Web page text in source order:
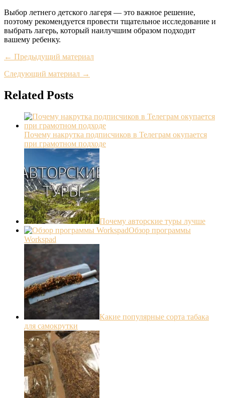
Выбор летнего детского лагеря — это важное решение,
поэтому рекомендуется провести тщательное исследование и
выбрать лагерь, который наилучшим образом подходит
вашему ребенку.
← Предыдущий материал
Следующий материал →
Related Posts
Почему накрутка подписчиков в Телеграм окупается
при грамотном подходе
Почему авторские туры лучше
Обзор программы
Workspad
Какие популярные сорта табака
для самокрутки